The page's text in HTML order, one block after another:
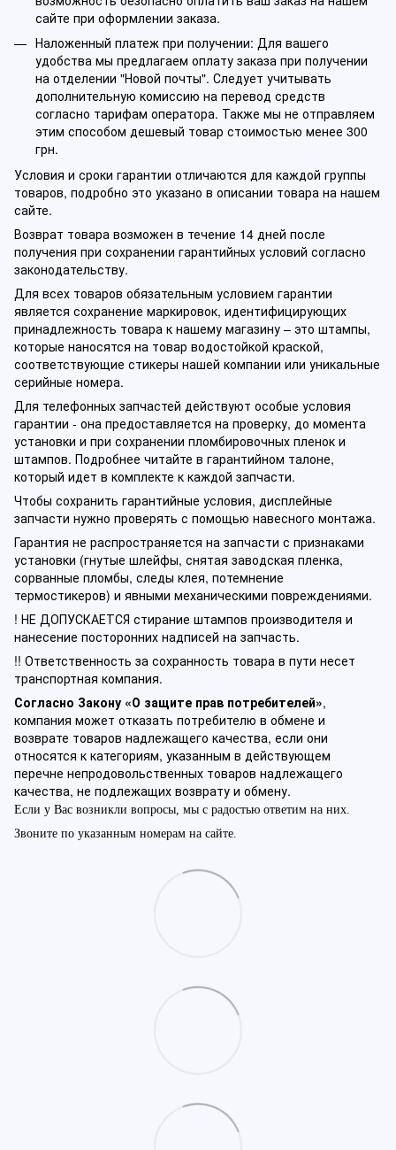
сайте при оформлении заказа.
Наложенный платеж при получении: Для вашего
удобства мы предлагаем оплату заказа при получении
на отделении "Новой почты". Следует учитывать
дополнительную комиссию на перевод средств
согласно тарифам оператора. Также мы не отправляем
этим способом дешевый товар стоимостью менее 300
грн.
Условия и сроки гарантии отличаются для каждой группы
товаров, подробно это указано в описании товара на нашем
сайте.
Возврат товара возможен в течение 14 дней после
получения при сохранении гарантийных условий согласно
законодательству.
Для всех товаров обязательным условием гарантии
является сохранение маркировок, идентифицирующих
принадлежность товара к нашему магазину – это штампы,
которые наносятся на товар водостойкой краской,
соответствующие стикеры нашей компании или уникальные
серийные номера.
Для телефонных запчастей действуют особые условия
гарантии - она предоставляется на проверку, до момента
установки и при сохранении пломбировочных пленок и
штампов. Подробнее читайте в гарантийном талоне,
который идет в комплекте к каждой запчасти.
Чтобы сохранить гарантийные условия, дисплейные
запчасти нужно проверять с помощью навесного монтажа.
Гарантия не распространяется на запчасти с признаками
установки (гнутые шлейфы, снятая заводская пленка,
сорванные пломбы, следы клея, потемнение
термостикеров) и явными механическими повреждениями.
! НЕ ДОПУСКАЕТСЯ стирание штампов производителя и
нанесение посторонних надписей на запчасть.
!! Ответственность за сохранность товара в пути несет
транспортная компания.
Согласно Закону «О защите прав потребителей»,
компания может отказать потребителю в обмене и
возврате товаров надлежащего качества, если они
относятся к категориям, указанным в действующем
перечне непродовольственных товаров надлежащего
качества, не подлежащих возврату и обмену.
Если у Вас возникли вопросы, мы с радостью ответим на них.
Звоните по указанным номерам на сайте.